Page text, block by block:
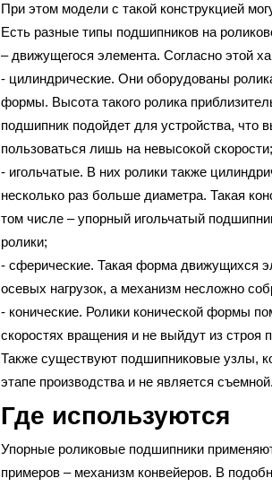
При этом модели с такой конструкцией
Есть разные типы подшипников на
– движущегося элемента. Согласно этой
- цилиндрические. Они оборудованы
формы. Высота такого ролика
подшипник подойдет для устройства, что
пользоваться лишь на невысокой скорости;
- игольчатые. В них ролики также
несколько раз больше диаметра. Такая
том числе – упорный игольчатый
ролики;
- сферические. Такая форма движущихся
осевых нагрузок, а механизм несложно
- конические. Ролики конической формы
скоростях вращения и не выйдут из строя
Также существуют подшипниковые узлы,
этапе производства и не является съемной.
Где используются
Упорные роликовые подшипники
примеров – механизм конвейеров. В